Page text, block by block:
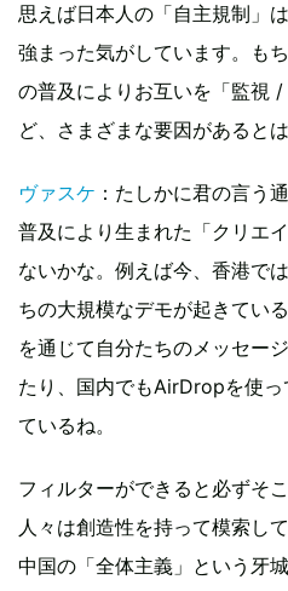
思えば日本人の「自主規制」
強まった気がしています。も
の普及によりお互いを「監視
ど、さまざまな要因があると
ヴァスケ ：たしかに君の言う
普及により生まれた「クリエ
ないかな。例えば今、香港で
ちの大規模なデモが起きてい
を通じて自分たちのメッセー
たり、国内でもAirDropを使
ているね。
フィルターができると必ずそ
人々は創造性を持って模索し
中国の「全体主義」という牙